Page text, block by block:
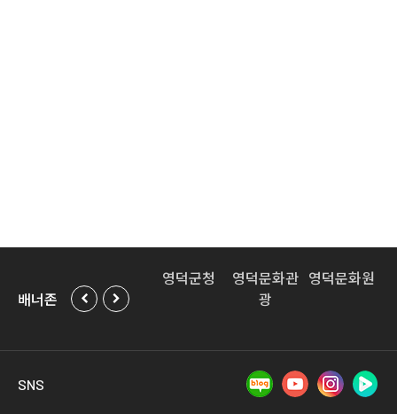
배너존
발전위원회
영덕군청
영덕문화관
광
영덕문화원
SNS